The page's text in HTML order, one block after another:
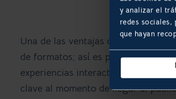
y analizar el
redes sociales,
que hayan
Una de las ventajas de realizar
de formatos; así es posible elegir
experiencias interactivas
como el
clave al momento de llegar al